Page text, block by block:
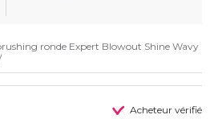
ronde Expert Blowout Shine Wavy
Acheteur vérifié